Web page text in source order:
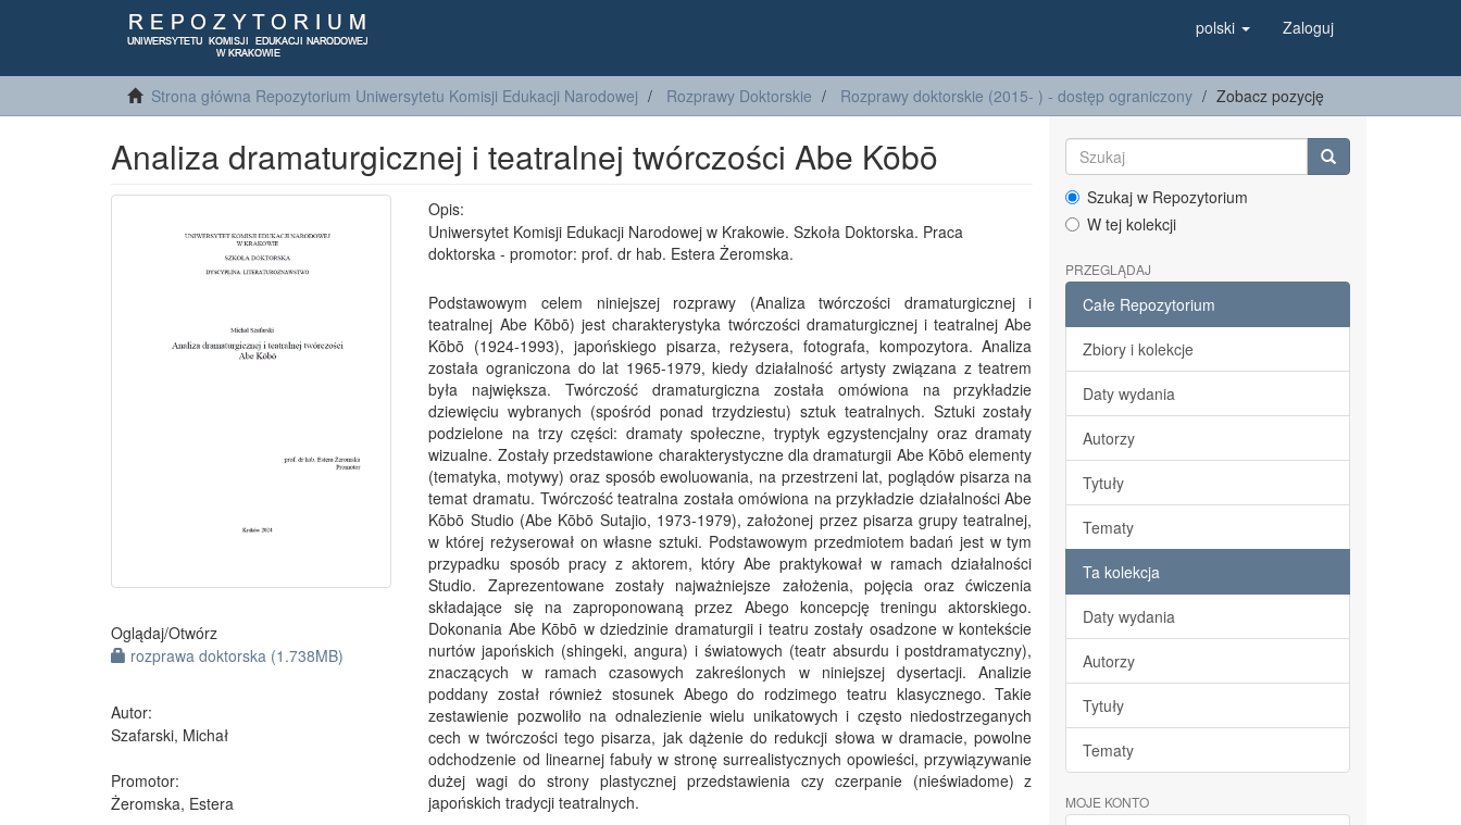
polski Zaloguj
Strona główna Repozytorium Uniwersytetu Komisji Edukacji Narodowej Rozprawy Doktorskie Rozprawy doktorskie (2015- ) - dostęp ograniczony Zobacz pozycję
Analiza dramaturgicznej i teatralnej twórczości Abe Kōbō
Oglądaj/Otwórz
rozprawa doktorska (1.738MB)
Autor:
Szafarski, Michał
Promotor:
Żeromska, Estera
Opis:
Uniwersytet Komisji Edukacji Narodowej w Krakowie. Szkoła Doktorska. Praca
doktorska - promotor: prof. dr hab. Estera Żeromska.
Podstawowym celem niniejszej rozprawy (Analiza twórczości dramaturgicznej i
teatralnej Abe Kōbō) jest charakterystyka twórczości dramaturgicznej i teatralnej Abe
Kōbō (1924-1993), japońskiego pisarza, reżysera, fotografa, kompozytora. Analiza
została ograniczona do lat 1965-1979, kiedy działalność artysty związana z teatrem
była największa. Twórczość dramaturgiczna została omówiona na przykładzie
dziewięciu wybranych (spośród ponad trzydziestu) sztuk teatralnych. Sztuki zostały
podzielone na trzy części: dramaty społeczne, tryptyk egzystencjalny oraz dramaty
wizualne. Zostały przedstawione charakterystyczne dla dramaturgii Abe Kōbō elementy
(tematyka, motywy) oraz sposób ewoluowania, na przestrzeni lat, poglądów pisarza na
temat dramatu. Twórczość teatralna została omówiona na przykładzie działalności Abe
Kōbō Studio (Abe Kōbō Sutajio, 1973-1979), założonej przez pisarza grupy teatralnej,
w której reżyserował on własne sztuki. Podstawowym przedmiotem badań jest w tym
przypadku sposób pracy z aktorem, który Abe praktykował w ramach działalności
Studio. Zaprezentowane zostały najważniejsze założenia, pojęcia oraz ćwiczenia
składające się na zaproponowaną przez Abego koncepcję treningu aktorskiego.
Dokonania Abe Kōbō w dziedzinie dramaturgii i teatru zostały osadzone w kontekście
nurtów japońskich (shingeki, angura) i światowych (teatr absurdu i postdramatyczny),
znaczących w ramach czasowych zakreślonych w niniejszej dysertacji. Analizie
poddany został również stosunek Abego do rodzimego teatru klasycznego. Takie
zestawienie pozwoliło na odnalezienie wielu unikatowych i często niedostrzeganych
cech w twórczości tego pisarza, jak dążenie do redukcji słowa w dramacie, powolne
odchodzenie od linearnej fabuły w stronę surrealistycznych opowieści, przywiązywanie
dużej wagi do strony plastycznej przedstawienia czy czerpanie (nieświadome) z
japońskich tradycji teatralnych.
Szukaj w Repozytorium
W tej kolekcji
PRZEGLĄDAJ
Całe Repozytorium
Zbiory i kolekcje
Daty wydania
Autorzy
Tytuły
Tematy
Ta kolekcja
Daty wydania
Autorzy
Tytuły
Tematy
MOJE KONTO